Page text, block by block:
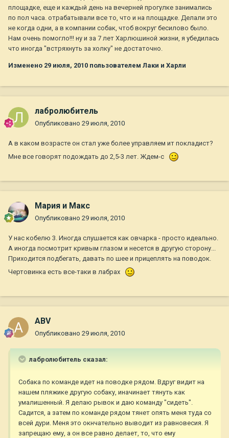
площадке, еще и каждый день на вечерней прогулке занимались
по пол часа. отрабатывали все то, что и на площадке. Делали это
не когда одни, а в компании собак, чтоб вокруг бесилово было.
Нам очень помогло!!! ну и за 7 лет Харлюшиной жизни, я убедилась
что иногда "встряхнуть за холку" не достаточно.
Изменено 29 июля, 2010 пользователем Лаки и Харли
лабролюбитель
Опубликовано 29 июля, 2010
А в каком возрасте он стал уже более управляем ит покладист?
Мне все говорят подождать до 2,5-3 лет. Ждем-с
Мария и Макс
Опубликовано 29 июля, 2010
У нас кобелю 3. Иногда слушается как овчарка - просто идеально.
А иногда посмотрит кривым глазом и несется в другую сторону...
Приходится подбегать, давать по шее и прицеплять на поводок.
Чертовинка есть все-таки в лабрах
ABV
Опубликовано 29 июля, 2010
лабролюбитель сказал:
Собака по команде идет на поводке рядом. Вдруг видит на
нашем пляжике другую собаку, иначинает тянуть как
умалишенный. Я делаю рывок и даю команду "сидеть".
Садится, а затем по команде рядом тянет опять меня туда со
всей дури. Меня это окнчательно выводит из равновесия. Я
запрещаю ему, а он все равно делает, то, что ему